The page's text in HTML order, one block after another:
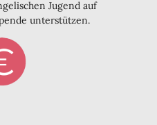
Jugend auf
unterstützen.